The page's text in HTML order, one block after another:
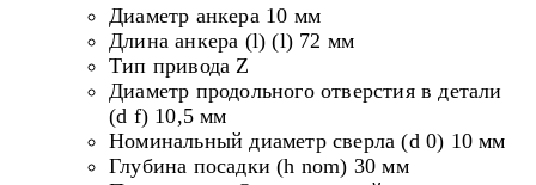
Диаметр анкера 10 мм
Длина анкера (l) (l) 72 мм
Тип привода Z
Диаметр продольного отверстия в детали
(d f) 10,5 мм
Номинальный диаметр сверла (d 0) 10 мм
Глубина посадки (h nom) 30 мм